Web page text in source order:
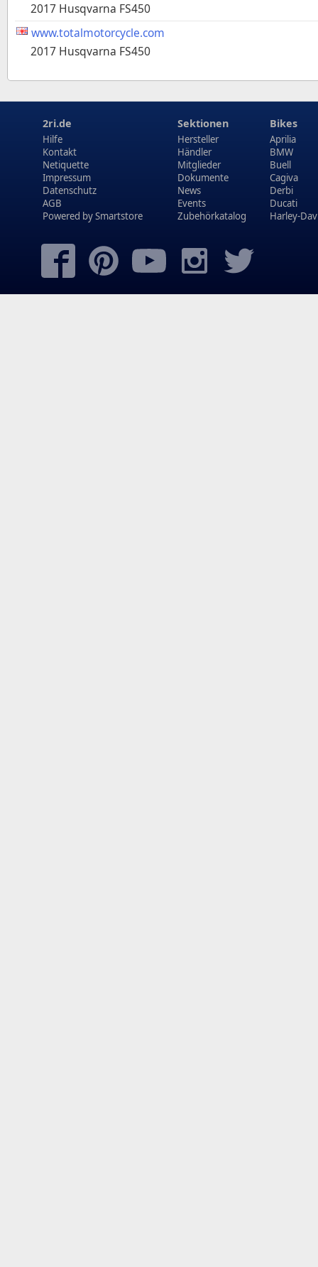
2017 Husqvarna FS450
www.totalmotorcycle.com
2017 Husqvarna FS450
2ri.de
Hilfe
Kontakt
Netiquette
Impressum
Datenschutz
AGB
Powered bySmartstore
Sektionen
Hersteller
Händler
Mitglieder
Dokumente
News
Events
Zubehörkatalog
Bikes
Aprilia
BMW
Buell
Cagiva
Derbi
Ducati
Harley-